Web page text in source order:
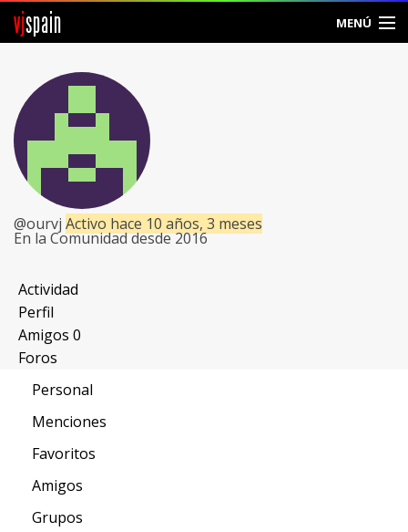
vjspain MENÚ
Foros
Noticias
Vjspain
Ayuda
Contacto
Entrar
@ourvj Activo hace 10 años, 3 meses
En la Comunidad desde 2016
Actividad
Perfil
Amigos 0
Foros
Personal
Menciones
Favoritos
Amigos
Grupos